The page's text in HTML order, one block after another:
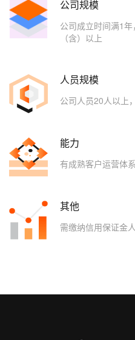
公司规模
公司成立时间满1
（含）以上
人员规模
公司人员20人以上
能力
有成熟客户运营体
其他
需缴纳信用保证金